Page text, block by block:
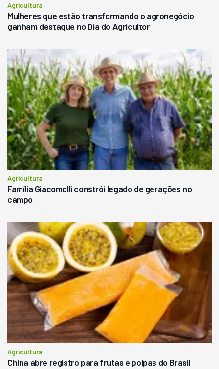
Agricultura
Mulheres que estão transformando o agronegócio
ganham destaque no Dia do Agricultor
Agricultura
Família Giacomolli constrói legado de gerações no
campo
Agricultura
China abre registro para frutas e polpas do Brasil